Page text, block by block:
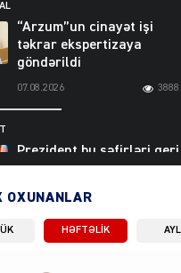
“Arzum”un cinayət işi
təkrar ekspertizaya
göndərildi
07.08.2026 3888
Prezident bu səfirləri geri
çağırdı – Abel
OXUNANLAR
HƏFTƏLIK